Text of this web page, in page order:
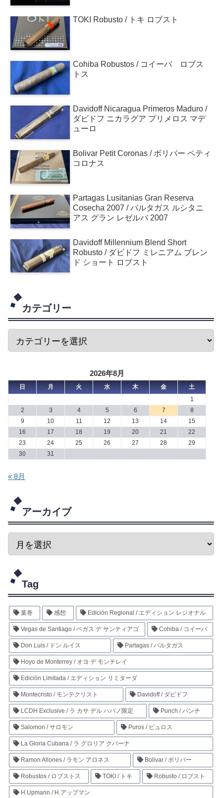
TOKI Robusto / トキ ロブスト
Cohiba Robustos / コイーバ ロブス
トス
Davidoff Nicaragua Primeros Maduro /
ダビドフ ニカラグア プリメロス マデ
ューロ
Bolivar Petit Coronas / ボリバー ペティ
コロナス
Partagas Lusitanias Gran Reserva
Cosecha 2007 / パルタガス ルシタニ
アス グラン レゼルバ 2007
Davidoff Millennium Blend Short
Robusto / ダビドフ ミレニアム ブレン
ド ショート ロブスト
カテゴリー
2026年8月
日 月 火 水 木 金
土
1
2
3 4 5 6 7
8
9
10 11 12 13 14
15
16
17 18 19 20 21
22
23
24 25 26 27 28
29
30
31
« 8月
アーカイブ
Tag
葉巻 感想 Edición Regional / エディション レジオナル
Vegas de Santiago / ベガス デ サンティアゴ Cohiba / コイーバ
Don Luis / ドン ルイス Partagas / パルタガス
Hoyo de Monterrey / オヨ デ モンテレイ
Edición Limitada / エディション リミターダ
Montecristo / モンテクリスト Davidoff / ダビドフ
LCDH Exclusive / ラ カサ デル ハバノ限定 Punch / パンチ
Salomon / サロモン Puros / ピュロス
La Gloria Cubana / ラ グロリア クバーナ
Ramon Allones / ラモン アロネス Bolivar / ボリバー
Robustos / ロブストス TOKI / トキ Robusto / ロブスト
H.Upmann / H.アップマン